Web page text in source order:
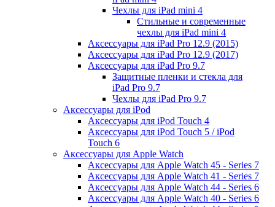
Чехлы для iPad mini 4
Стильные и современные
чехлы для iPad mini 4
Аксессуары для iPad Pro 12.9 (2015)
Аксессуары для iPad Pro 12.9 (2017)
Аксессуары для iPad Pro 9.7
Защитные пленки и стекла для
iPad Pro 9.7
Чехлы для iPad Pro 9.7
Аксессуары для iPod
Аксессуары для iPod Touch 4
Аксессуары для iPod Touch 5 / iPod
Touch 6
Аксессуары для Apple Watch
Аксессуары для Apple Watch 45 - Series 7
Аксессуары для Apple Watch 41 - Series 7
Аксессуары для Apple Watch 44 - Series 6
Аксессуары для Apple Watch 40 - Series 6